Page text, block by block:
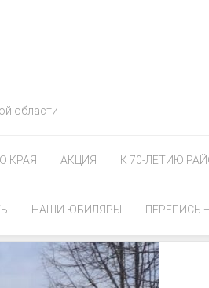
области
КРАЯ АКЦИЯ К 70-ЛЕТИЮ
НАШИ ЮБИЛЯРЫ ПЕРЕПИСЬ